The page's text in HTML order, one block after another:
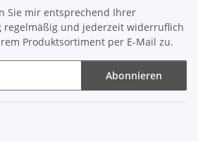
Sie mir entsprechend Ihrer
regelmäßig und jederzeit widerruflich
Produktsortiment per E-Mail zu.
Abonnieren